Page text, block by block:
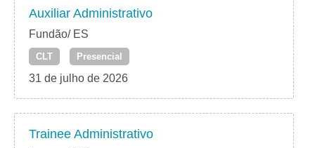
Auxiliar Administrativo
Fundão/ ES
CLT Presencial
31 de julho de 2026
Trainee Administrativo